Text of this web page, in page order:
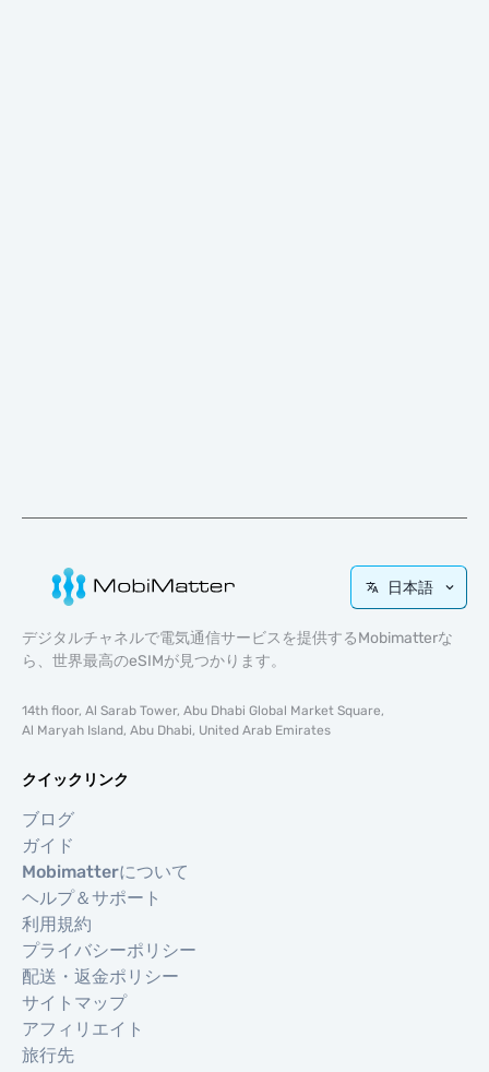
日本語
デジタルチャネルで電気通信サービスを提供するMobimatterな
ら、世界最高のeSIMが見つかります。
14th floor, Al Sarab Tower, Abu Dhabi Global Market Square,
Al Maryah Island, Abu Dhabi, United Arab Emirates
クイックリンク
ブログ
ガイド
Mobimatterについて
ヘルプ＆サポート
利用規約
プライバシーポリシー
配送・返金ポリシー
サイトマップ
アフィリエイト
旅行先